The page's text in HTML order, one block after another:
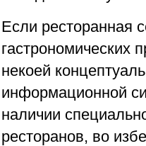
Если ресторанная
гастрономических
некоей
информационной
наличии
ресторанов, во